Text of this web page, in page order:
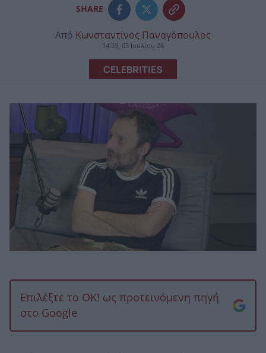
SHARE
Από Κωνσταντίνος Παναγόπουλος
14:59, 03 Ιουλίου 26
CELEBRITIES
Επιλέξτε το OK! ως προτεινόμενη πηγή
στο Google